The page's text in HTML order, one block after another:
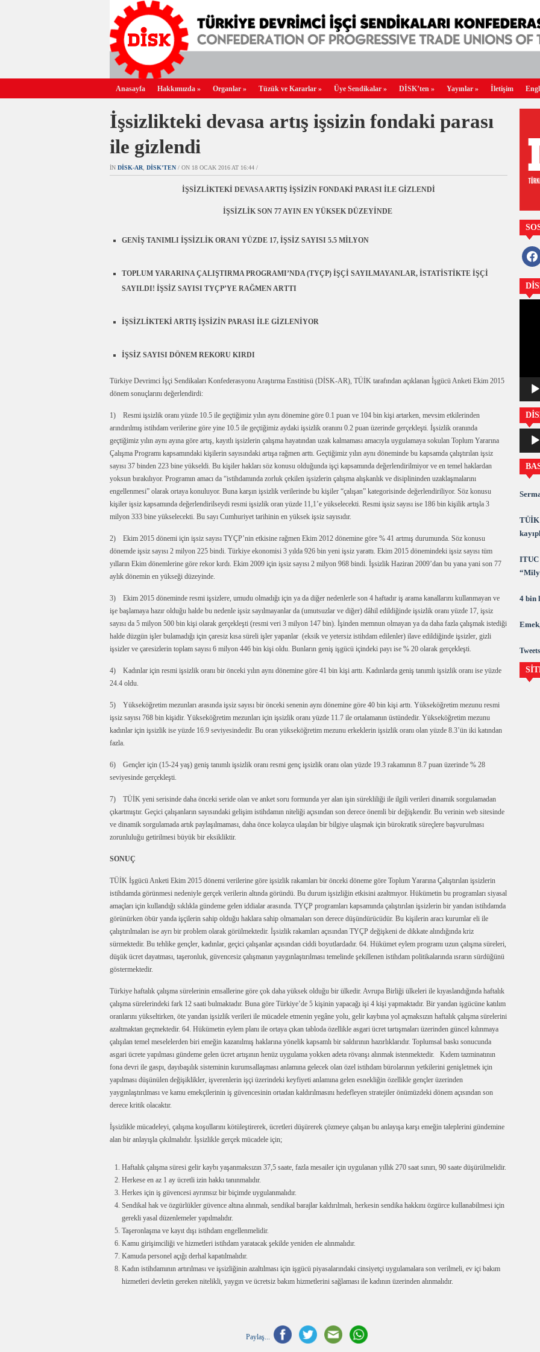
Anasayfa Hakkımızda » Organlar » Tüzük ve Kararlar » Üye Sendikalar » DİSK’ten » Yayınlar » İletişim
İşsizlikteki devasa artış işsizin fondaki parası
ile gizlendi
IN DİSK-AR DİSK'TEN / ON 18 OCAK 2016 AT 16:44 /
İŞSİZLİKTEKİ DEVASA ARTIŞ İŞSİZİN FONDAKİ PARASI İLE GİZLENDİ
İŞSİZLİK SON 77 AYIN EN YÜKSEK DÜZEYİNDE
GENİŞ TANIMLI İŞSİZLİK ORANI YÜZDE 17, İŞSİZ SAYISI 5.5 MİLYON
TOPLUM YARARINA ÇALIŞTIRMA PROGRAMI’NDA (TYÇP) İŞÇİ SAYILMAYANLAR, İSTATİSTİKTE İŞÇİ
SAYILDI! İŞSİZ SAYISI TYÇP’YE RAĞMEN ARTTI
İŞSİZLİKTEKİ ARTIŞ İŞSİZİN PARASI İLE GİZLENİYOR
İŞSİZ SAYISI DÖNEM REKORU KIRDI
Türkiye Devrimci İşçi Sendikaları Konfederasyonu Araştırma Enstitüsü (DİSK-AR), TÜİK tarafından açıklanan İşgücü Anketi Ekim 2015
dönem sonuçlarını değerlendirdi:
1) Resmi işsizlik oranı yüzde 10.5 ile geçtiğimiz yılın aynı dönemine göre 0.1 puan ve 104 bin kişi artarken, mevsim etkilerinden
arındırılmış istihdam verilerine göre yine 10.5 ile geçtiğimiz aydaki işsizlik oranını 0.2 puan üzerinde gerçekleşti. İşsizlik oranında
geçtiğimiz yılın aynı ayına göre artış, kayıtlı işsizlerin çalışma hayatından uzak kalmaması amacıyla uygulamaya sokulan Toplum Yararına
Çalışma Programı kapsamındaki kişilerin sayısındaki artışa rağmen arttı. Geçtiğimiz yılın aynı döneminde bu kapsamda çalıştırılan işsiz
sayısı 37 binden 223 bine yükseldi. Bu kişiler hakları söz konusu olduğunda işçi kapsamında değerlendirilmiyor ve en temel haklardan
yoksun bırakılıyor. Programın amacı da “istihdamında zorluk çekilen işsizlerin çalışma alışkanlık ve disiplininden uzaklaşmalarını
engellenmesi” olarak ortaya konuluyor. Buna karşın işsizlik verilerinde bu kişiler “çalışan” kategorisinde değerlendiriliyor. Söz konusu
kişiler işsiz kapsamında değerlendirilseydi resmi işsizlik oran yüzde 11,1’e yükselecekti. Resmi işsiz sayısı ise 186 bin kişilik artışla 3
milyon 333 bine yükselecekti. Bu sayı Cumhuriyet tarihinin en yüksek işsiz sayısıdır.
2) Ekim 2015 dönemi için işsiz sayısı TYÇP’nin etkisine rağmen Ekim 2012 dönemine göre % 41 artmış durumunda. Söz konusu
dönemde işsiz sayısı 2 milyon 225 bindi. Türkiye ekonomisi 3 yılda 926 bin yeni işsiz yarattı. Ekim 2015 dönemindeki işsiz sayısı tüm
yılların Ekim dönemlerine göre rekor kırdı. Ekim 2009 için işsiz sayısı 2 milyon 968 bindi. İşsizlik Haziran 2009’dan bu yana yani son 77
aylık dönemin en yükseği düzeyinde.
3) Ekim 2015 döneminde resmi işsizlere, umudu olmadığı için ya da diğer nedenlerle son 4 haftadır iş arama kanallarını kullanmayan ve
işe başlamaya hazır olduğu halde bu nedenle işsiz sayılmayanlar da (umutsuzlar ve diğer) dâhil edildiğinde işsizlik oranı yüzde 17, işsiz
sayısı da 5 milyon 500 bin kişi olarak gerçekleşti (resmi veri 3 milyon 147 bin). İşinden memnun olmayan ya da daha fazla çalışmak istediği
halde düzgün işler bulamadığı için çaresiz kısa süreli işler yapanlar (eksik ve yetersiz istihdam edilenler) ilave edildiğinde işsizler, gizli
işsizler ve çaresizlerin toplam sayısı 6 milyon 446 bin kişi oldu. Bunların geniş işgücü içindeki payı ise % 20 olarak gerçekleşti.
4) Kadınlar için resmi işsizlik oranı bir önceki yılın aynı dönemine göre 41 bin kişi arttı. Kadınlarda geniş tanımlı işsizlik oranı ise yüzde
24.4 oldu.
5) Yükseköğretim mezunları arasında işsiz sayısı bir önceki senenin aynı dönemine göre 40 bin kişi arttı. Yükseköğretim mezunu resmi
işsiz sayısı 768 bin kişidir. Yükseköğretim mezunları için işsizlik oranı yüzde 11.7 ile ortalamanın üstündedir. Yükseköğretim mezunu
kadınlar için işsizlik ise yüzde 16.9 seviyesindedir. Bu oran yükseköğretim mezunu erkeklerin işsizlik oranı olan yüzde 8.3’ün iki katından
fazla.
6) Gençler için (15-24 yaş) geniş tanımlı işsizlik oranı resmi genç işsizlik oranı olan yüzde 19.3 rakamının 8.7 puan üzerinde % 28
seviyesinde gerçekleşti.
7) TÜİK yeni serisinde daha önceki seride olan ve anket soru formunda yer alan işin sürekliliği ile ilgili verileri dinamik sorgulamadan
çıkartmıştır. Geçici çalışanların sayısındaki gelişim istihdamın niteliği açısından son derece önemli bir değişkendir. Bu verinin web sitesinde
ve dinamik sorgulamada artık paylaşılmaması, daha önce kolayca ulaşılan bir bilgiye ulaşmak için bürokratik süreçlere başvurulması
zorunluluğu getirilmesi büyük bir eksikliktir.
SONUÇ
TÜİK İşgücü Anketi Ekim 2015 dönemi verilerine göre işsizlik rakamları bir önceki döneme göre Toplum Yararına Çalıştırılan işsizlerin
istihdamda görünmesi nedeniyle gerçek verilerin altında göründü. Bu durum işsizliğin etkisini azaltmıyor. Hükümetin bu programları siyasal
amaçları için kullandığı sıklıkla gündeme gelen iddialar arasında. TYÇP programları kapsamında çalıştırılan işsizlerin bir yandan istihdamda
görünürken öbür yanda işçilerin sahip olduğu haklara sahip olmamaları son derece düşündürücüdür. Bu kişilerin aracı kurumlar eli ile
çalıştırılmaları ise ayrı bir problem olarak görülmektedir. İşsizlik rakamları açısından TYÇP değişkeni de dikkate alındığında kriz
sürmektedir. Bu tehlike gençler, kadınlar, geçici çalışanlar açısından ciddi boyutlardadır. 64. Hükümet eylem programı uzun çalışma süreleri,
düşük ücret dayatması, taşeronluk, güvencesiz çalışmanın yaygınlaştırılması temelinde şekillenen istihdam politikalarında ısrarın sürdüğünü
göstermektedir.
Türkiye haftalık çalışma sürelerinin emsallerine göre çok daha yüksek olduğu bir ülkedir. Avrupa Birliği ülkeleri ile kıyaslandığında haftalık
çalışma sürelerindeki fark 12 saati bulmaktadır. Buna göre Türkiye’de 5 kişinin yapacağı işi 4 kişi yapmaktadır. Bir yandan işgücüne katılım
oranlarını yükseltirken, öte yandan işsizlik verileri ile mücadele etmenin yegâne yolu, gelir kaybına yol açmaksızın haftalık çalışma sürelerini
azaltmaktan geçmektedir. 64. Hükümetin eylem planı ile ortaya çıkan tabloda özellikle asgari ücret tartışmaları üzerinden güncel kılınmaya
çalışılan temel meselelerden biri emeğin kazanılmış haklarına yönelik kapsamlı bir saldırının hazırlıklarıdır. Toplumsal baskı sonucunda
asgari ücrete yapılması gündeme gelen ücret artışının henüz uygulama yokken adeta rövanşı alınmak istenmektedir. Kıdem tazminatının
fona devri ile gaspı, dayıbaşılık sisteminin kurumsallaşması anlamına gelecek olan özel istihdam bürolarının yetkilerini genişletmek için
yapılması düşünülen değişiklikler, işverenlerin işçi üzerindeki keyfiyeti anlamına gelen esnekliğin özellikle gençler üzerinden
yaygınlaştırılması ve kamu emekçilerinin iş güvencesinin ortadan kaldırılmasını hedefleyen stratejiler önümüzdeki dönem açısından son
derece kritik olacaktır.
İşsizlikle mücadeleyi, çalışma koşullarını kötüleştirerek, ücretleri düşürerek çözmeye çalışan bu anlayışa karşı emeğin taleplerini gündemine
alan bir anlayışla çıkılmalıdır. İşsizlikle gerçek mücadele için;
Haftalık çalışma süresi gelir kaybı yaşanmaksızın 37,5 saate, fazla mesailer için uygulanan yıllık 270 saat sınırı, 90 saate düşürülmelidir.
Herkese en az 1 ay ücretli izin hakkı tanınmalıdır.
Herkes için iş güvencesi ayrımsız bir biçimde uygulanmalıdır.
Sendikal hak ve özgürlükler güvence altına alınmalı, sendikal barajlar kaldırılmalı, herkesin sendika hakkını özgürce kullanabilmesi için
gerekli yasal düzenlemeler yapılmalıdır.
Taşeronlaşma ve kayıt dışı istihdam engellenmelidir.
Kamu girişimciliği ve hizmetleri istihdam yaratacak şekilde yeniden ele alınmalıdır.
Kamuda personel açığı derhal kapatılmalıdır.
Kadın istihdamının artırılması ve işsizliğinin azaltılması için işgücü piyasalarındaki cinsiyetçi uygulamalara son verilmeli, ev içi bakım
hizmetleri devletin gereken nitelikli, yaygın ve ücretsiz bakım hizmetlerini sağlaması ile kadının üzerinden alınmalıdır.
Paylaş...
oynatıcı
TÜİK
ITUC
4 bin